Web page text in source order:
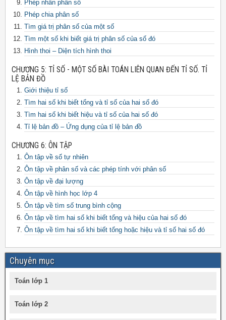
Phép nhân phân số
Phép chia phân số
Tìm giá trị phân số của một số
Tìm một số khi biết giá trị phân số của số đó
Hình thoi – Diện tích hình thoi
CHƯƠNG 5: TỈ SỐ - MỘT SỐ BÀI TOÁN LIÊN QUAN ĐẾN TỈ SỐ. TỈ
LỆ BẢN ĐỒ
Giới thiệu tỉ số
Tìm hai số khi biết tổng và tỉ số của hai số đó
Tìm hai số khi biết hiệu và tỉ số của hai số đó
Tỉ lệ bản đồ – Ứng dụng của tỉ lệ bản đồ
CHƯƠNG 6: ÔN TẬP
Ôn tập về số tự nhiên
Ôn tập về phân số và các phép tính với phân số
Ôn tập về đại lượng
Ôn tập về hình học lớp 4
Ôn tập về tìm số trung bình cộng
Ôn tập về tìm hai số khi biết tổng và hiệu của hai số đó
Ôn tập về tìm hai số khi biết tổng hoặc hiệu và tỉ số hai số đó
Chuyên mục
Toán lớp 1
Toán lớp 2